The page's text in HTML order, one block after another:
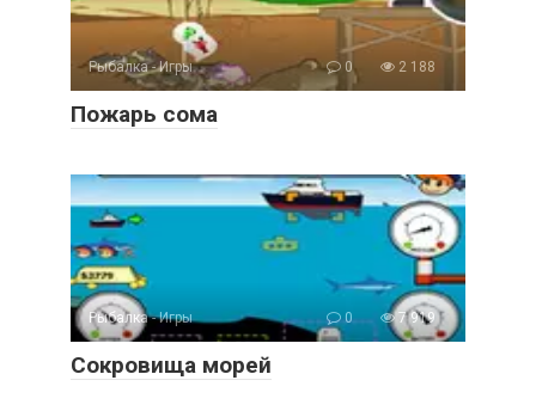
Рыбалка - Игры 0 2 188
Пожарь сома
Рыбалка - Игры 0 7 919
Сокровища морей